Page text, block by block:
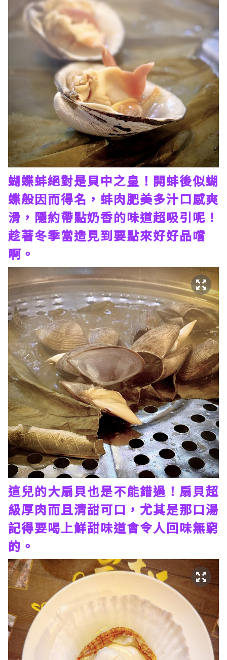
蝴蝶蚌絕對是貝中之皇！開蚌後似蝴
蝶般因而得名，蚌肉肥美多汁口感爽
滑，隱約帶點奶香的味道超吸引呢！
趁著冬季當造見到要點來好好品嚐
啊。
這兒的大扇貝也是不能錯過！扇貝超
級厚肉而且清甜可口，尤其是那口湯
記得要喝上鮮甜味道會令人回味無窮
的。